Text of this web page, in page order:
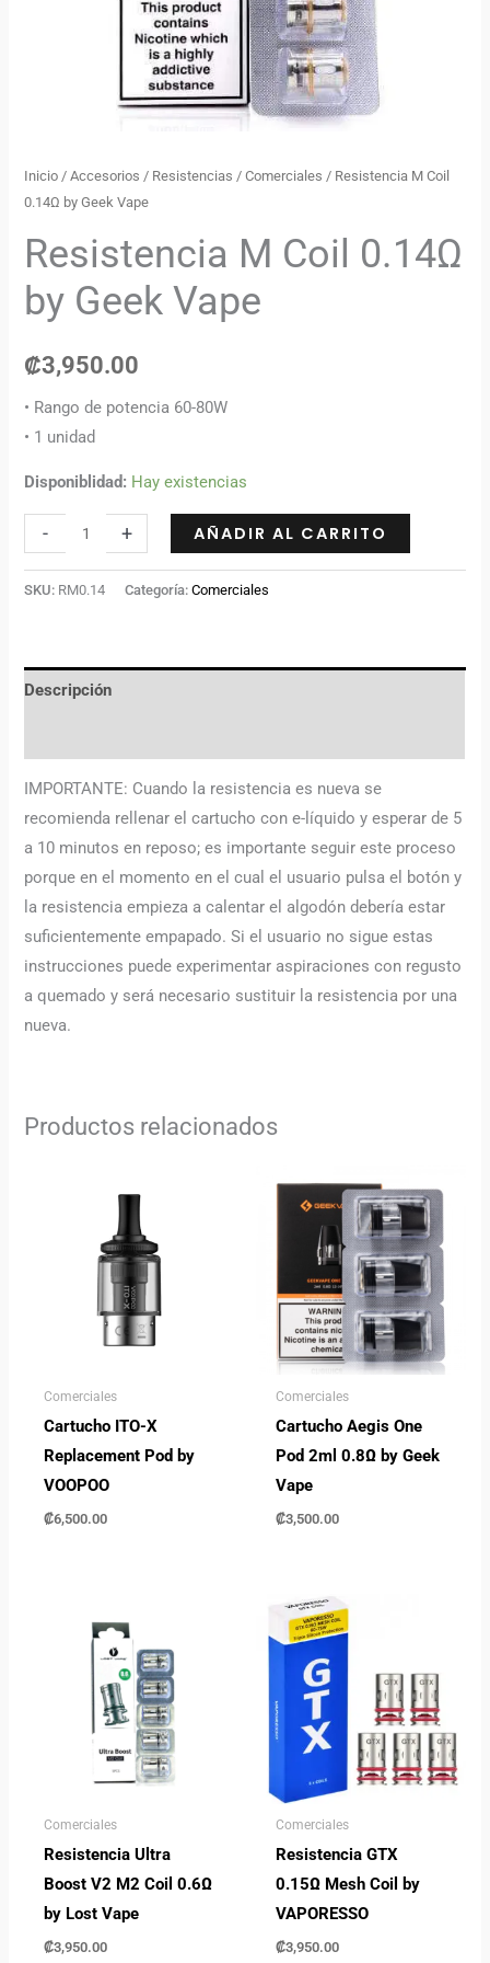
Inicio /Accesorios / Resistencias /Comerciales / Resistencia M Coil
0.14Ω by Geek Vape
Resistencia M Coil 0.14Ω
by Geek Vape
₡3,950.00
• Rango de potencia 60-80W
• 1 unidad
Disponiblidad: Hay existencias
- + AÑADIR AL CARRITO
SKU: RM0.14 Categoría:Comerciales
Descripción
IMPORTANTE: Cuando la resistencia es nueva se
recomienda rellenar el cartucho con e-líquido y esperar de 5
a 10 minutos en reposo; es importante seguir este proceso
porque en el momento en el cual el usuario pulsa el botón y
la resistencia empieza a calentar el algodón debería estar
suficientemente empapado. Si el usuario no sigue estas
instrucciones puede experimentar aspiraciones con regusto
a quemado y será necesario sustituir la resistencia por una
nueva.
Productos relacionados
Comerciales
Cartucho ITO-X
Replacement Pod by
VOOPOO
₡6,500.00
Comerciales
Cartucho Aegis One
Pod 2ml 0.8Ω by Geek
Vape
₡3,500.00
Comerciales
Resistencia Ultra
Boost V2 M2 Coil 0.6Ω
by Lost Vape
₡3,950.00
Comerciales
Resistencia GTX
0.15Ω Mesh Coil by
VAPORESSO
₡3,950.00